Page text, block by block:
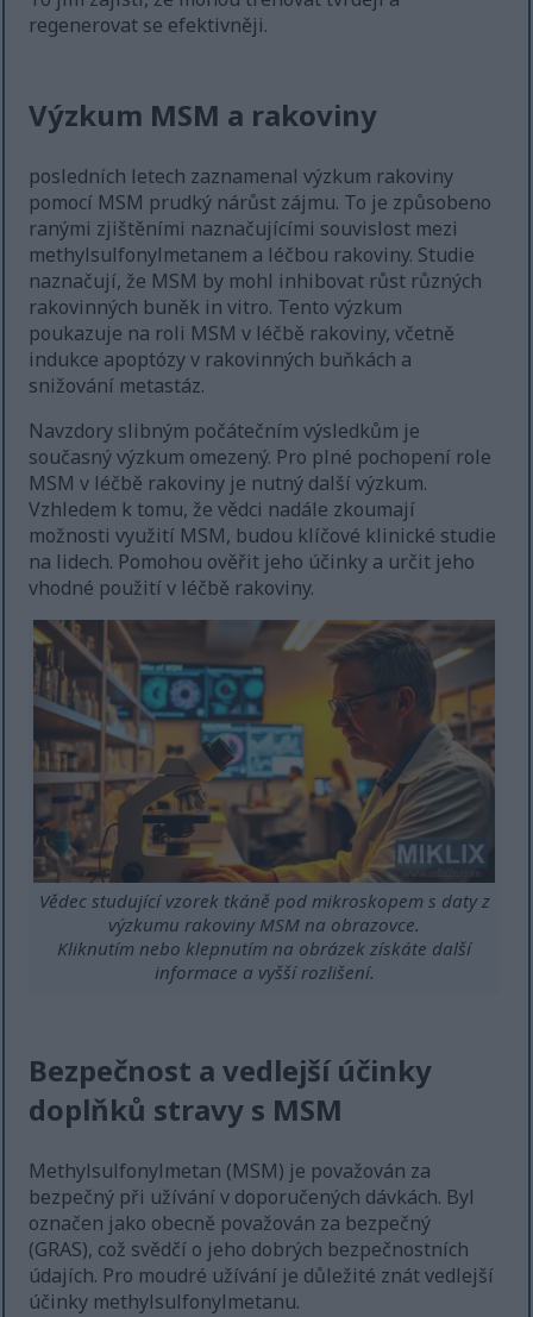
regenerovat se efektivněji.
Výzkum MSM a rakoviny
posledních letech zaznamenal výzkum rakoviny
pomocí MSM prudký nárůst zájmu. To je způsobeno
ranými zjištěními naznačujícími souvislost mezi
methylsulfonylmetanem a léčbou rakoviny. Studie
naznačují, že MSM by mohl inhibovat růst různých
rakovinných buněk in vitro. Tento výzkum
poukazuje na roli MSM v léčbě rakoviny, včetně
indukce apoptózy v rakovinných buňkách a
snižování metastáz.
Navzdory slibným počátečním výsledkům je
současný výzkum omezený. Pro plné pochopení role
MSM v léčbě rakoviny je nutný další výzkum.
Vzhledem k tomu, že vědci nadále zkoumají
možnosti využití MSM, budou klíčové klinické studie
na lidech. Pomohou ověřit jeho účinky a určit jeho
vhodné použití v léčbě rakoviny.
Vědec studující vzorek tkáně pod mikroskopem s daty z
výzkumu rakoviny MSM na obrazovce.
Kliknutím nebo klepnutím na obrázek získáte další
informace a vyšší rozlišení.
Bezpečnost a vedlejší účinky
doplňků stravy s MSM
Methylsulfonylmetan (MSM) je považován za
bezpečný při užívání v doporučených dávkách. Byl
označen jako obecně považován za bezpečný
(GRAS), což svědčí o jeho dobrých bezpečnostních
údajích. Pro moudré užívání je důležité znát vedlejší
účinky methylsulfonylmetanu.